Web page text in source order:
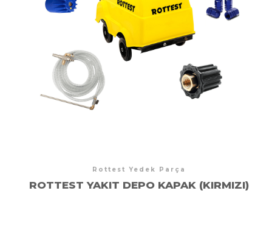
Rottest Yedek Parça
ROTTEST YAKIT DEPO KAPAK (KIRMIZI)